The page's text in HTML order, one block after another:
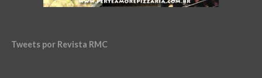
Tweets por Revista RMC